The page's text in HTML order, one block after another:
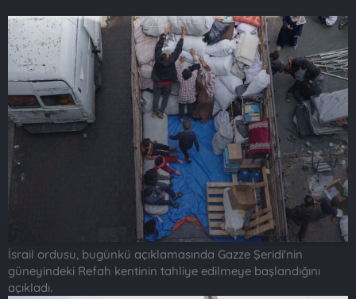
İsrail ordusu, bugünkü açıklamasında Gazze Şeridi'nin
güneyindeki Refah kentinin tahliye edilmeye başlandığını
açıkladı.